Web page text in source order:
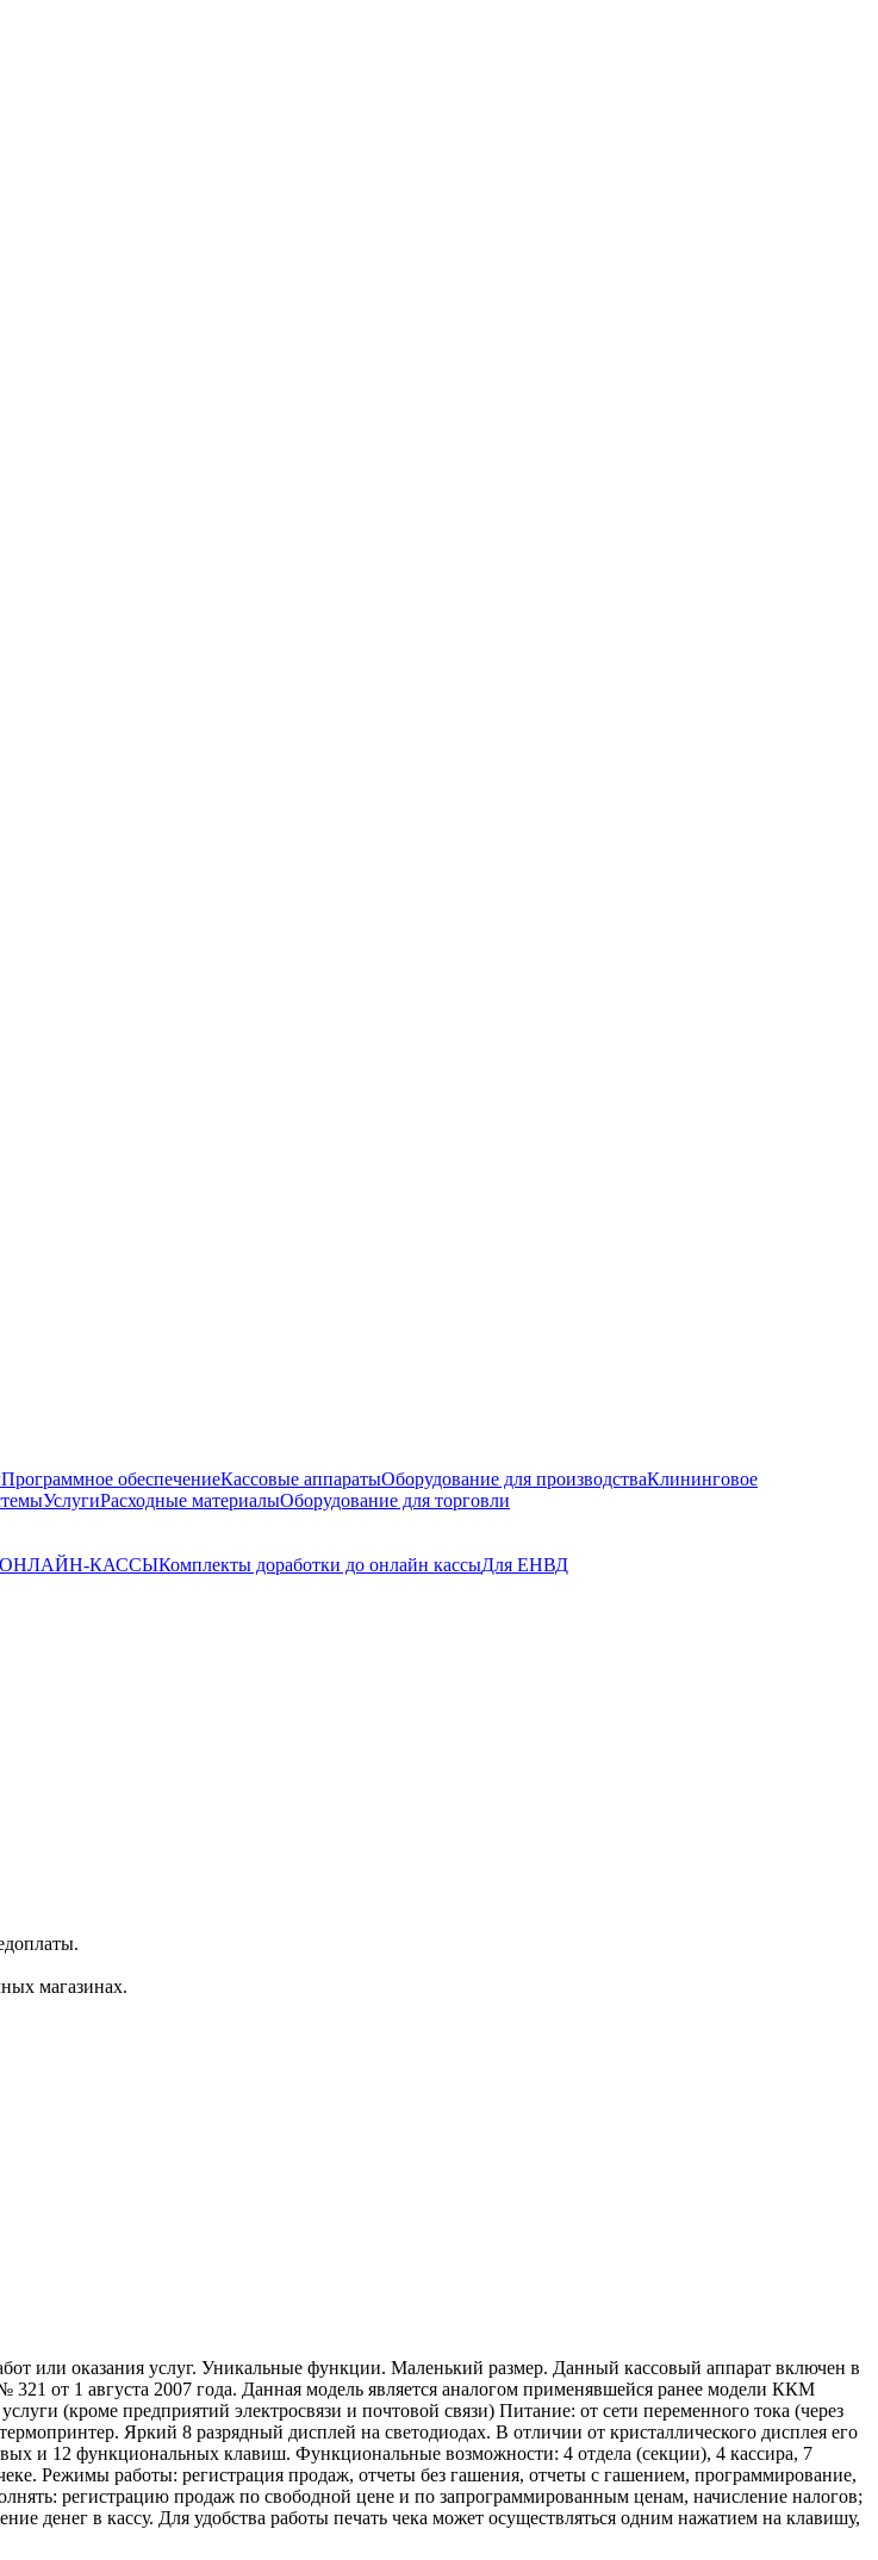
Программное обеспечениеКассовые аппаратыОборудование для производстваКлининговое
УслугиРасходные материалыОборудование для торговли
ОНЛАЙН-КАССЫКомплекты доработки до онлайн кассыДля ЕНВД
магазинах.
или оказания услуг. Уникальные функции. Маленький размер. Данный кассовый аппарат включен в
от 1 августа 2007 года. Данная модель является аналогом применявшейся ранее модели ККМ
(кроме предприятий электросвязи и почтовой связи) Питание: от сети переменного тока (через
Яркий 8 разрядный дисплей на светодиодах. В отличии от кристаллического дисплея его
и 12 функциональных клавиш. Функциональные возможности: 4 отдела (секции), 4 кассира, 7
Режимы работы: регистрация продаж, отчеты без гашения, отчеты с гашением, программирование,
регистрацию продаж по свободной цене и по запрограммированным ценам, начисление налогов;
денег в кассу. Для удобства работы печать чека может осуществляться одним нажатием на клавишу,